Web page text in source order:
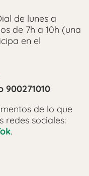
de lunes a
de 7h a 10h (una
en el
de lo que
redes sociales:
.